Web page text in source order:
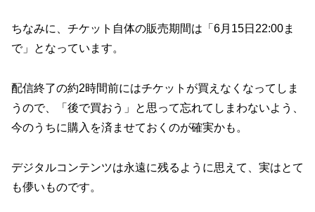
ちなみに、チケット自体の販売期間は「6月15日22:00ま
で」となっています。
配信終了の約2時間前にはチケットが買えなくなってしま
うので、「後で買おう」と思って忘れてしまわないよう、
今のうちに購入を済ませておくのが確実かも。
デジタルコンテンツは永遠に残るように思えて、実はとて
も儚いものです。